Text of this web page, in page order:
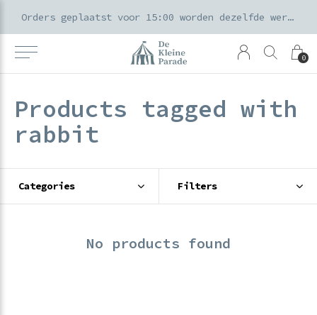
0
Orders geplaatst voor 15:00 worden dezelfde werkdag verzonden
Products tagged with
rabbit
Categories Filters
No products found